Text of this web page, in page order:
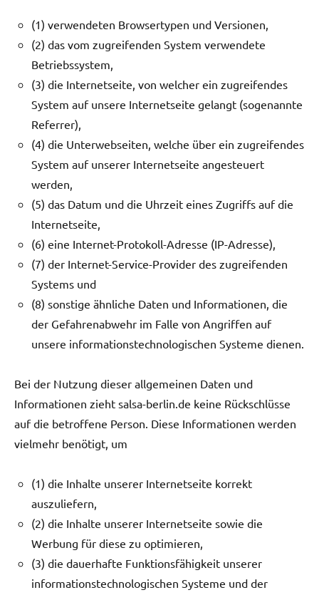
(1) verwendeten Browsertypen und Versionen,
(2) das vom zugreifenden System verwendete
Betriebssystem,
(3) die Internetseite, von welcher ein zugreifendes
System auf unsere Internetseite gelangt (sogenannte
Referrer),
(4) die Unterwebseiten, welche über ein zugreifendes
System auf unserer Internetseite angesteuert
werden,
(5) das Datum und die Uhrzeit eines Zugriffs auf die
Internetseite,
(6) eine Internet-Protokoll-Adresse (IP-Adresse),
(7) der Internet-Service-Provider des zugreifenden
Systems und
(8) sonstige ähnliche Daten und Informationen, die
der Gefahrenabwehr im Falle von Angriffen auf
unsere informationstechnologischen Systeme dienen.
Bei der Nutzung dieser allgemeinen Daten und
Informationen zieht salsa-berlin.de keine Rückschlüsse
auf die betroffene Person. Diese Informationen werden
vielmehr benötigt, um
(1) die Inhalte unserer Internetseite korrekt
auszuliefern,
(2) die Inhalte unserer Internetseite sowie die
Werbung für diese zu optimieren,
(3) die dauerhafte Funktionsfähigkeit unserer
informationstechnologischen Systeme und der